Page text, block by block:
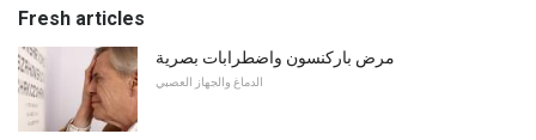
Fresh articles
مرض باركنسون واضطرابات بصرية
الدماغ والجهاز العصبي